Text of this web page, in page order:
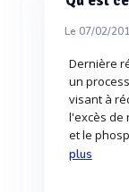
Le 07/02/
Dernière
un
visant à
l'excès de
et le
plus